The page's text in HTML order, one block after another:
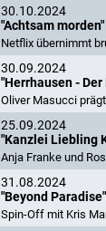
30.10.2024
"Achtsam
Netflix übernimmt
30.09.2024
"Herrhausen -
Oliver Masucci
25.09.2024
"Kanzlei Liebling
Anja Franke und
31.08.2024
"Beyond
Spin-Off mit Kris